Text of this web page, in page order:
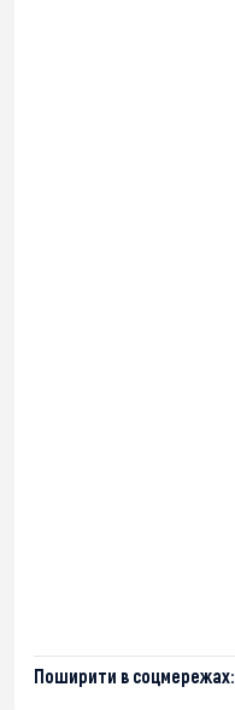
Поширити в соцмережах: